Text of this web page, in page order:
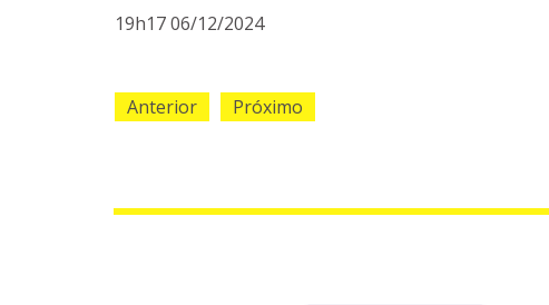
19h17 06/12/2024
Anterior Próximo